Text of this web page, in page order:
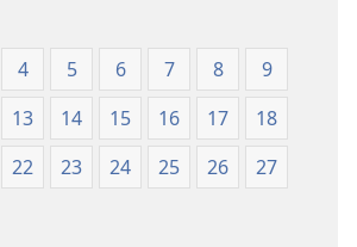
Tradiksyon
monn
nouvo
a
4 5 6 7 8
9
13 14 15 16 17
18
22 23 24 25 26
27